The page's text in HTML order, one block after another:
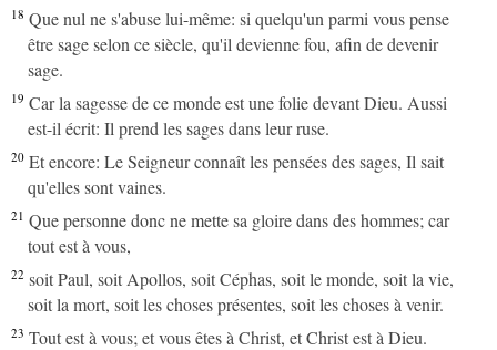
18 Que nul ne s'abuse lui-même: si quelqu'un parmi vous pense
être sage selon ce siècle, qu'il devienne fou, afin de devenir
sage.
19 Car la sagesse de ce monde est une folie devant Dieu. Aussi
est-il écrit: Il prend les sages dans leur ruse.
20 Et encore: Le Seigneur connaît les pensées des sages, Il sait
qu'elles sont vaines.
21 Que personne donc ne mette sa gloire dans des hommes; car
tout est à vous,
22 soit Paul, soit Apollos, soit Céphas, soit le monde, soit la vie,
soit la mort, soit les choses présentes, soit les choses à venir.
23 Tout est à vous; et vous êtes à Christ, et Christ est à Dieu.